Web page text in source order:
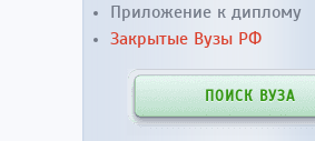
Приложение к диплому
Закрытые Вузы РФ
ПОИСК ВУЗА